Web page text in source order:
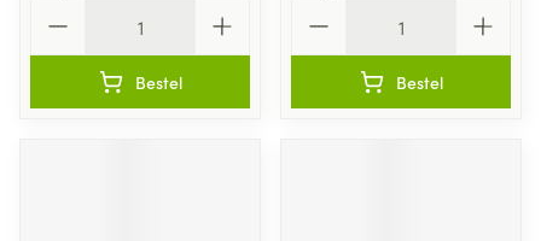
Bestel Bestel